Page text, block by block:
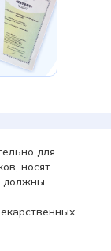
для
носят
должны